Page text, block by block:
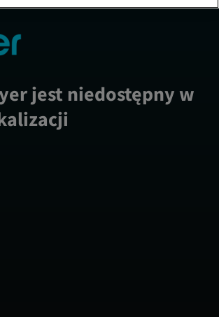
jest niedostępny w